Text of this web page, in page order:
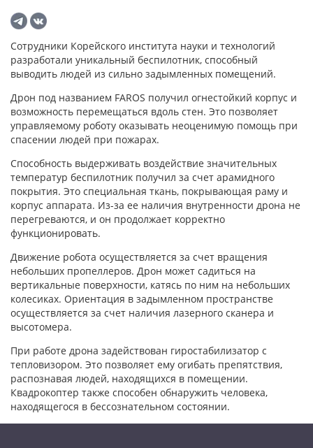
Сотрудники Корейского института науки и технологий
разработали уникальный беспилотник, способный
выводить людей из сильно задымленных помещений.
Дрон под названием FAROS получил огнестойкий корпус и
возможность перемещаться вдоль стен. Это позволяет
управляемому роботу оказывать неоценимую помощь при
спасении людей при пожарах.
Способность выдерживать воздействие значительных
температур беспилотник получил за счет арамидного
покрытия. Это специальная ткань, покрывающая раму и
корпус аппарата. Из-за ее наличия внутренности дрона не
перегреваются, и он продолжает корректно
функционировать.
Движение робота осуществляется за счет вращения
небольших пропеллеров. Дрон может садиться на
вертикальные поверхности, катясь по ним на небольших
колесиках. Ориентация в задымленном пространстве
осуществляется за счет наличия лазерного сканера и
высотомера.
При работе дрона задействован гиростабилизатор с
тепловизором. Это позволяет ему огибать препятствия,
распознавая людей, находящихся в помещении.
Квадрокоптер также способен обнаружить человека,
находящегося в бессознательном состоянии.